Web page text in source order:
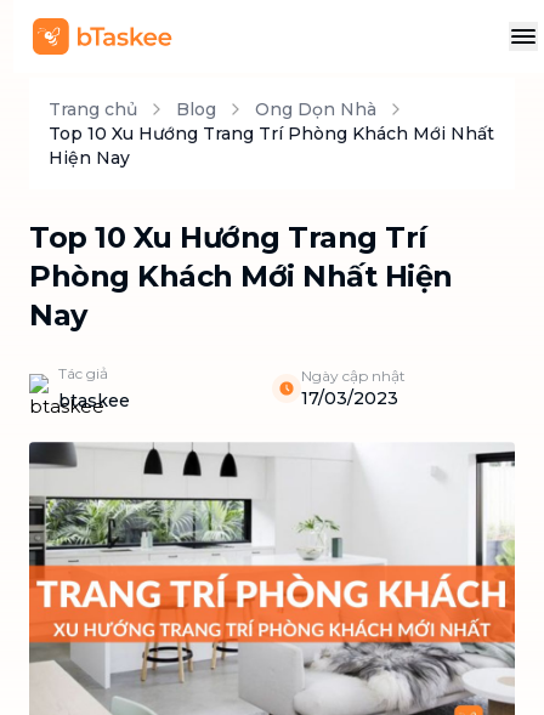
Trang chủ Blog
Ong Dọn Nhà
Top 10 Xu Hướng Trang Trí Phòng Khách Mới Nhất
Hiện Nay
Top 10 Xu Hướng Trang Trí
Phòng Khách Mới Nhất Hiện
Nay
Tác giả
btaskee
Ngày cập nhật
17/03/2023